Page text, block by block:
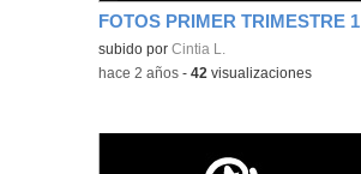
FOTOS PRIMER TRIMESTRE 1
Contenido educativo.
subido porCintia L.
-hace 2 años -42 visualizaciones